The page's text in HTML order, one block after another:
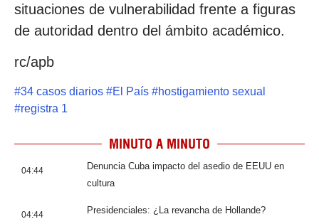
situaciones de vulnerabilidad frente a figuras
de autoridad dentro del ámbito académico.
rc/apb
#34 casos diarios #El País #hostigamiento sexual
#registra 1
MINUTO A MINUTO
04:44
Denuncia Cuba impacto del asedio de EEUU en
cultura
04:44 Presidenciales: ¿La revancha de Hollande?